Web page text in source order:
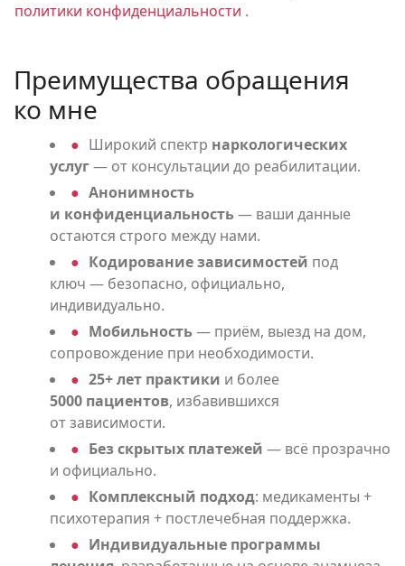
политики конфиденциальности .
Преимущества обращения
ко мне
Широкий спектр наркологических
услуг— от консультации до реабилитации.
Анонимность
и конфиденциальность— ваши данные
остаются строго между нами.
Кодирование зависимостей под
ключ — безопасно, официально,
индивидуально.
Мобильность— приём, выезд на дом,
сопровождение при необходимости.
25+ лет практики и более
5000 пациентов, избавившихся
от зависимости.
Без скрытых платежей — всё прозрачно
и официально.
Комплексный подход: медикаменты +
психотерапия + постлечебная поддержка.
Индивидуальные программы